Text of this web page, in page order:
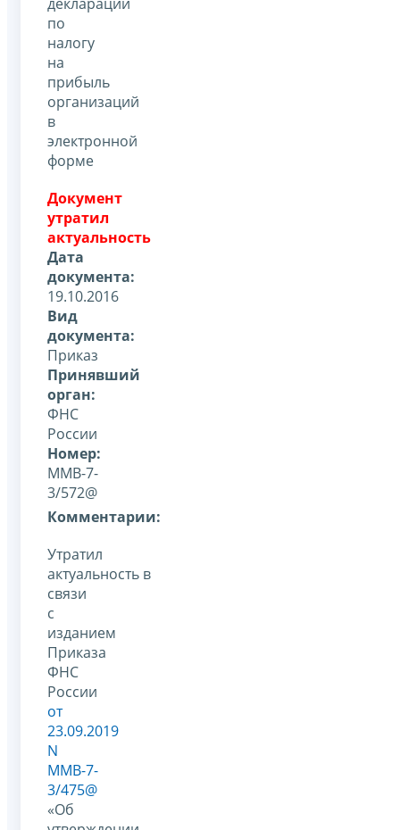
по
налогу
на
прибыль
организаций
в
электронной
форме
Документ
утратил
актуальность
Дата
документа:
19.10.2016
Вид
документа:
Приказ
Принявший
орган:
ФНС
России
Номер:
ММВ-7-
3/572@
Комментарии:
Утратил
актуальность в
связи
с
изданием
Приказа
ФНС
России
от
23.09.2019
N
ММВ-7-
3/475@
«Об